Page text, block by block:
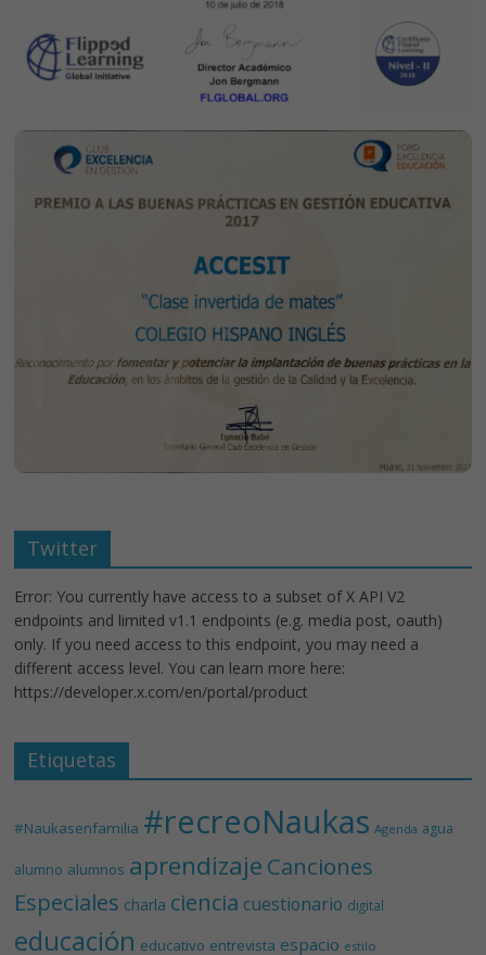
Twitter
Error: You currently have access to a subset of X API V2
endpoints and limited v1.1 endpoints (e.g. media post, oauth)
only. If you need access to this endpoint, you may need a
different access level. You can learn more here:
https://developer.x.com/en/portal/product
Etiquetas
#Naukasenfamilia #recreoNaukas Agenda agua
alumno alumnos aprendizaje Canciones
Especiales charla ciencia cuestionario digital
educación educativo entrevista espacio estilo